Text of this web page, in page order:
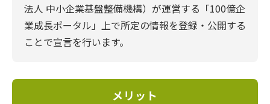
法人 中小企業基盤整備機構）が運営する「100億企
業成長ポータル」上で所定の情報を登録・公開する
ことで宣言を行います。
メリット